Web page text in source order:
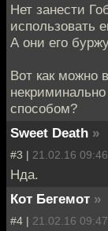
Нет занести
использовать
А они его
Вот как можно
способом?
Sweet Death »
#3 | 21.02.16 09:46
Нда.
Кот Бегемот »
#4 | 21.02.16 09:47